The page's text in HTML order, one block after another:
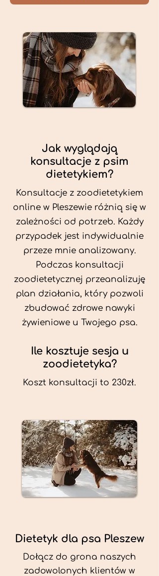
Jak wyglądają
konsultacje z psim
dietetykiem?
Konsultacje z zoodietetykiem
online w Pleszewie różnią się w
zależności od potrzeb. Każdy
przypadek jest indywidualnie
przeze mnie analizowany.
Podczas konsultacji
zoodietetycznej przeanalizuję
plan działania, który pozwoli
zbudować zdrowe nawyki
żywieniowe u Twojego psa.
Ile kosztuje sesja u
zoodietetyka?
Koszt konsultacji to 230zł.
Dietetyk dla psa Pleszew
Dołącz do grona naszych
zadowolonych klientów w